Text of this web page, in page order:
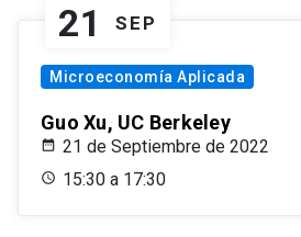
21 SEP
Microeconomía Aplicada
Guo Xu, UC Berkeley
21 de Septiembre de 2022
15:30 a 17:30